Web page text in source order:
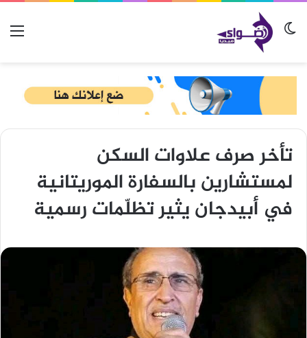
الوضع المظلم
تأخر صرف علاوات السكن
لمستشارين بالسفارة الموريتانية
في أبيدجان يثير تظلّمات رسمية